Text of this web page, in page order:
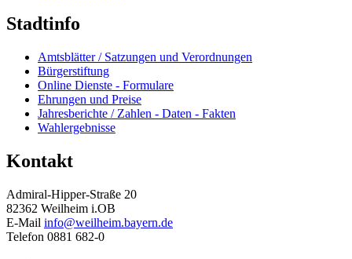
Stadtinfo
Amtsblätter / Satzungen und Verordnungen
Bürgerstiftung
Online Dienste - Formulare
Ehrungen und Preise
Jahresberichte / Zahlen - Daten - Fakten
Wahlergebnisse
Kontakt
Admiral-Hipper-Straße 20
82362 Weilheim i.OB
E-Mail info@weilheim.bayern.de
Telefon 0881 682-0